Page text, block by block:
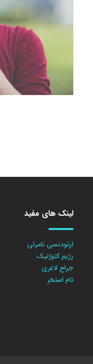
لینک های مفید
ارتودنسی نامرئی
رژیم کتوژنیک
جراح لاغری
تام استخر